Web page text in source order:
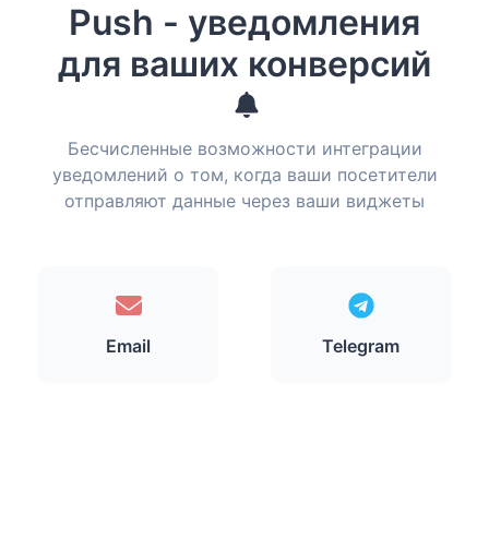
Push - уведомления
для ваших конверсий
Бесчисленные возможности интеграции
уведомлений о том, когда ваши посетители
отправляют данные через ваши виджеты
Email Telegram